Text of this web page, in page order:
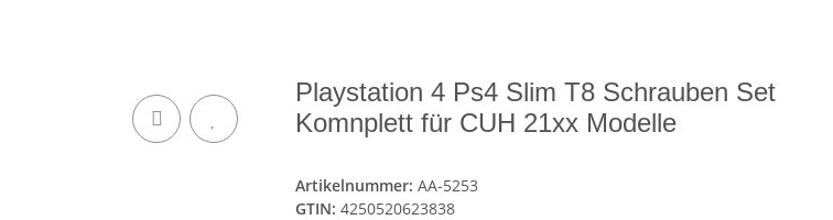
Playstation 4 Ps4 Slim T8 Schrauben Set
Komnplett für CUH 21xx Modelle
Artikelnummer: AA-5253
GTIN: 4250520623838